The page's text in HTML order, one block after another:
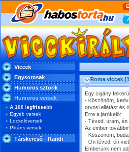
Viccek
Egysorosak
Humoros sztorik
Humoros versek
A 100 legfrissebb
Egyéb versek
Locsolóversek
Pikáns versek
Társkereső - Randi
Roma viccek
Egy cigány
- Köszönöm,
orvosi ellátást és
Erre a járókelő:
- Téved, uram, én
Az ember
- Köszönöm,
- Ön téved, én
Emberünk nem